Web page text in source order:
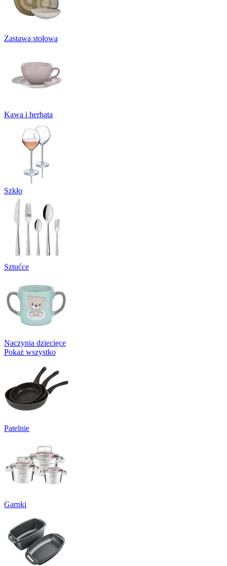
Zastawa stołowa
Kawa i herbata
Szkło
Sztućce
Naczynia dziecięce
Pokaż wszystko
Patelnie
Garnki